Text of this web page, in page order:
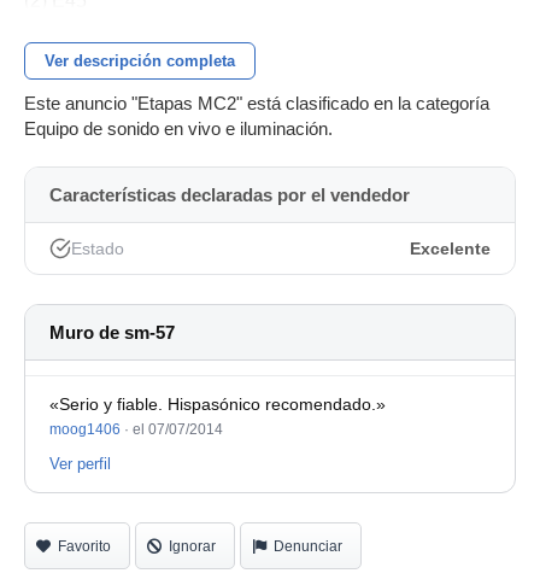
Se vende todo junto para alimentar equipo compatible.
Ver descripción completa
Este anuncio "Etapas MC2" está clasificado en la categoría
Equipo de sonido en vivo e iluminación.
Características declaradas por el vendedor
Estado Excelente
Muro de sm-57
«Serio y fiable. Hispasónico recomendado.»
moog1406 · el 07/07/2014
Ver perfil
Favorito Ignorar Denunciar